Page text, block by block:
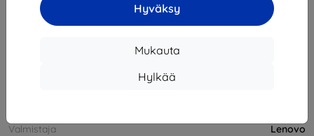
Hyväksy
Mukauta
Hylkää
Loppuunmyyty
Valmistaja
Lenovo